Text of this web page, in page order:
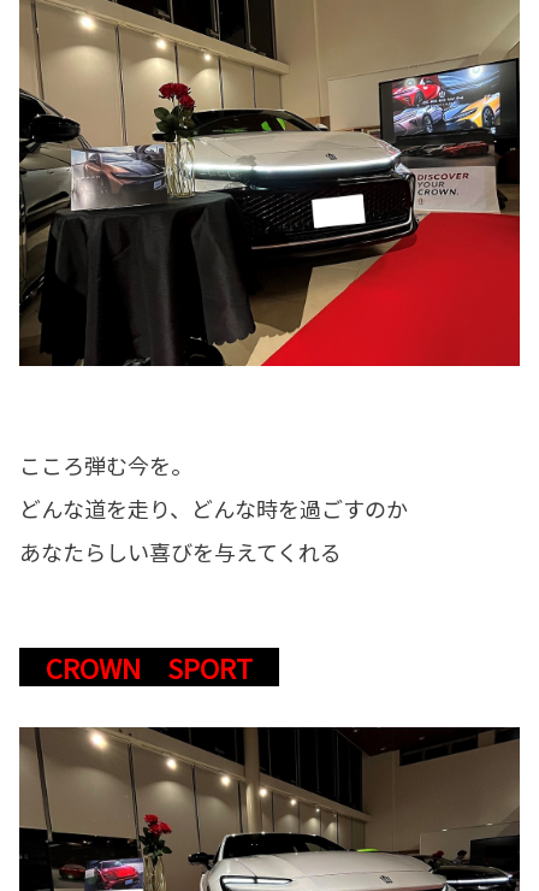
こころ弾む今を。
どんな道を走り、どんな時を過ごすのか
あなたらしい喜びを与えてくれる
CROWN SPORT